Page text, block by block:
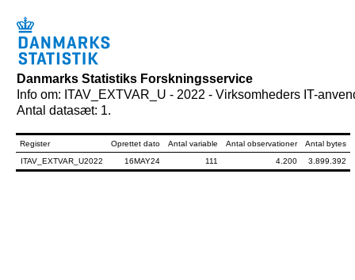
Danmarks Statistiks Forskningsservice
Info om: ITAV_EXTVAR_U - 2022 - Virksomheders IT-
Antal datasæt: 1.
Register Oprettet dato Antal variable Antal observationer
Antal bytes
ITAV_EXTVAR_U2022
16MAY24 111 4.200 3.899.392